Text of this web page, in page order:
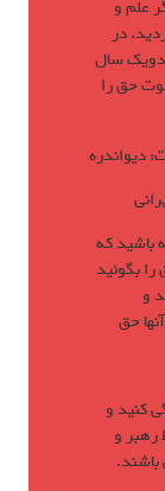
علم و
در
سال
حق را
باشید كه
بگوئید
و
حق
كنید و
رهبر و